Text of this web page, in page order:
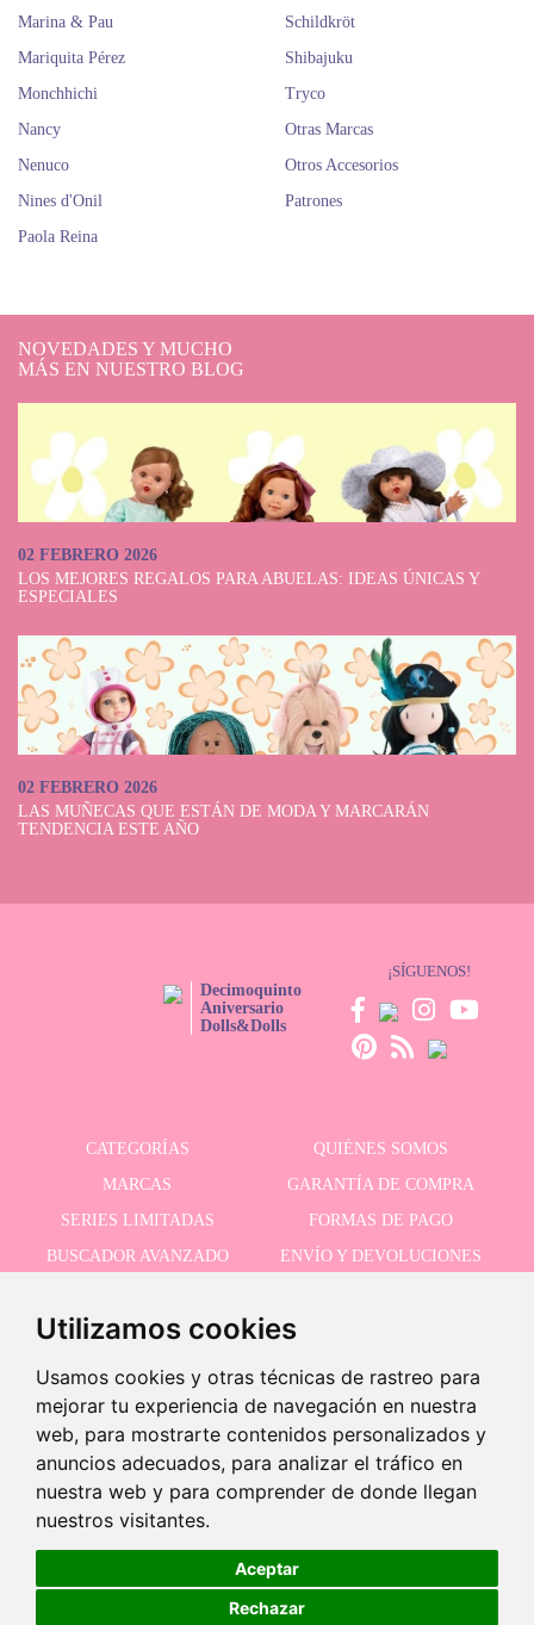
Utilizamos cookies
Usamos cookies y otras técnicas de rastreo para
mejorar tu experiencia de navegación en nuestra
web, para mostrarte contenidos personalizados y
anuncios adecuados, para analizar el tráfico en
nuestra web y para comprender de donde llegan
nuestros visitantes.
Aceptar
Rechazar
Marina & Pau
Mariquita Pérez
Monchhichi
Nancy
Nenuco
Nines d'Onil
Paola Reina
Schildkröt
Shibajuku
Tryco
Otras Marcas
Otros Accesorios
Patrones
NOVEDADES Y MUCHO
MÁS EN NUESTRO BLOG
02 FEBRERO 2026
LOS MEJORES REGALOS PARA ABUELAS: IDEAS ÚNICAS Y
ESPECIALES
02 FEBRERO 2026
LAS MUÑECAS QUE ESTÁN DE MODA Y MARCARÁN
TENDENCIA ESTE AÑO
Decimoquinto
Aniversario
Dolls&Dolls
¡SÍGUENOS!
CATEGORÍAS
QUIÉNES SOMOS
MARCAS
GARANTÍA DE COMPRA
SERIES LIMITADAS
FORMAS DE PAGO
BUSCADOR AVANZADO
ENVÍO Y DEVOLUCIONES
RECIBE NUESTRAS ÚLTIMAS NOVEDADES
Acepto la política de privacidad
©2026 Dolls And Dolls. Todos los derechos reservados.